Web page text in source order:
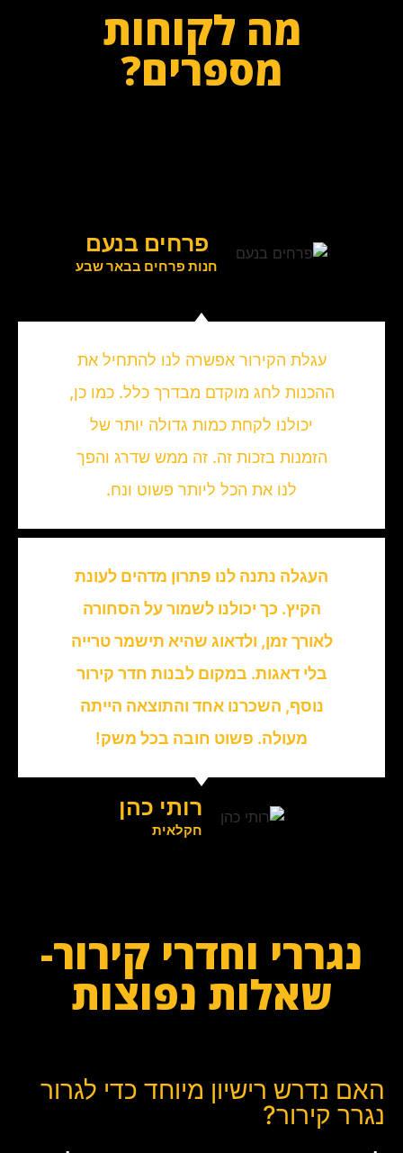
מה לקוחות
מספרים?
העגלה נתנה לנו פתרון מדהים לעונת
הקיץ. כך יכולנו לשמור על הסחורה
לאורך זמן, ולדאוג שהיא תישמר טרייה
בלי דאגות. במקום לבנות חדר קירור
נוסף, השכרנו אחד והתוצאה הייתה
מעולה. פשוט חובה בכל משק!
רותי כהן
חקלאית
עגלת הקירור אפשרה לנו להתחיל את
ההכנות לחג מוקדם מבדרך כלל. כמו כן,
יכולנו לקחת כמות גדולה יותר של
הזמנות בזכות זה. זה ממש שדרג והפך
לנו את הכל ליותר פשוט ונח.
פרחים בנעם
חנות פרחים בבאר שבע
נגררי וחדרי קירור-
שאלות נפוצות
האם נדרש רישיון מיוחד כדי לגרור
נגרר קירור?